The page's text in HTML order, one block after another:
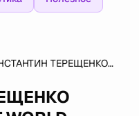
ТЕРЕЩЕНКО
EUROPE SPRINT